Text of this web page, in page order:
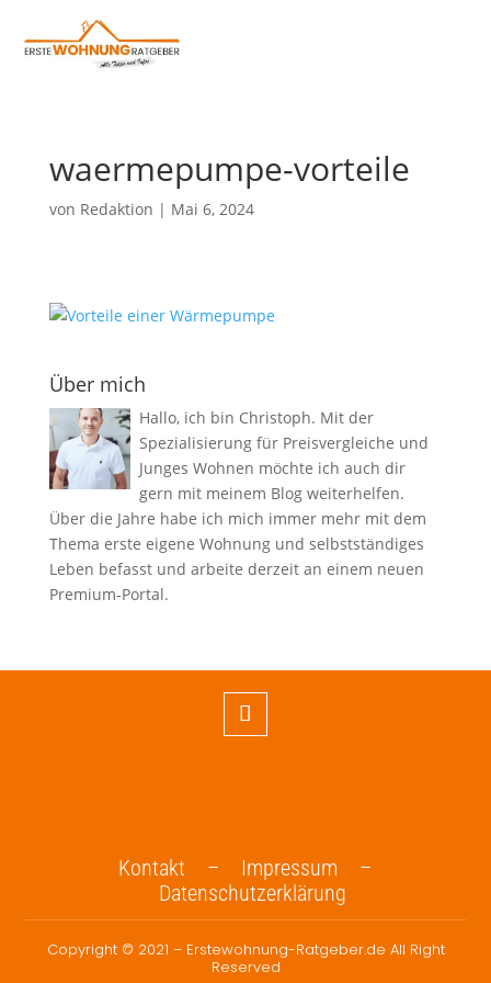
waermepumpe-vorteile
von Redaktion | Mai 6, 2024
Über mich
Hallo, ich bin Christoph. Mit der
Spezialisierung für Preisvergleiche und
Junges Wohnen möchte ich auch dir
gern mit meinem Blog weiterhelfen.
Über die Jahre habe ich mich immer mehr mit dem
Thema erste eigene Wohnung und selbstständiges
Leben befasst und arbeite derzeit an einem neuen
Premium-Portal.
Kontakt – Impressum –
Datenschutzerklärung
Copyright © 2021 – Erstewohnung-Ratgeber.de All Right
Reserved